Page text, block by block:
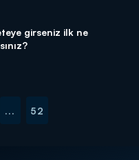
girseniz ilk ne
... 52